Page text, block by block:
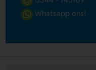
Whatsapp ons!